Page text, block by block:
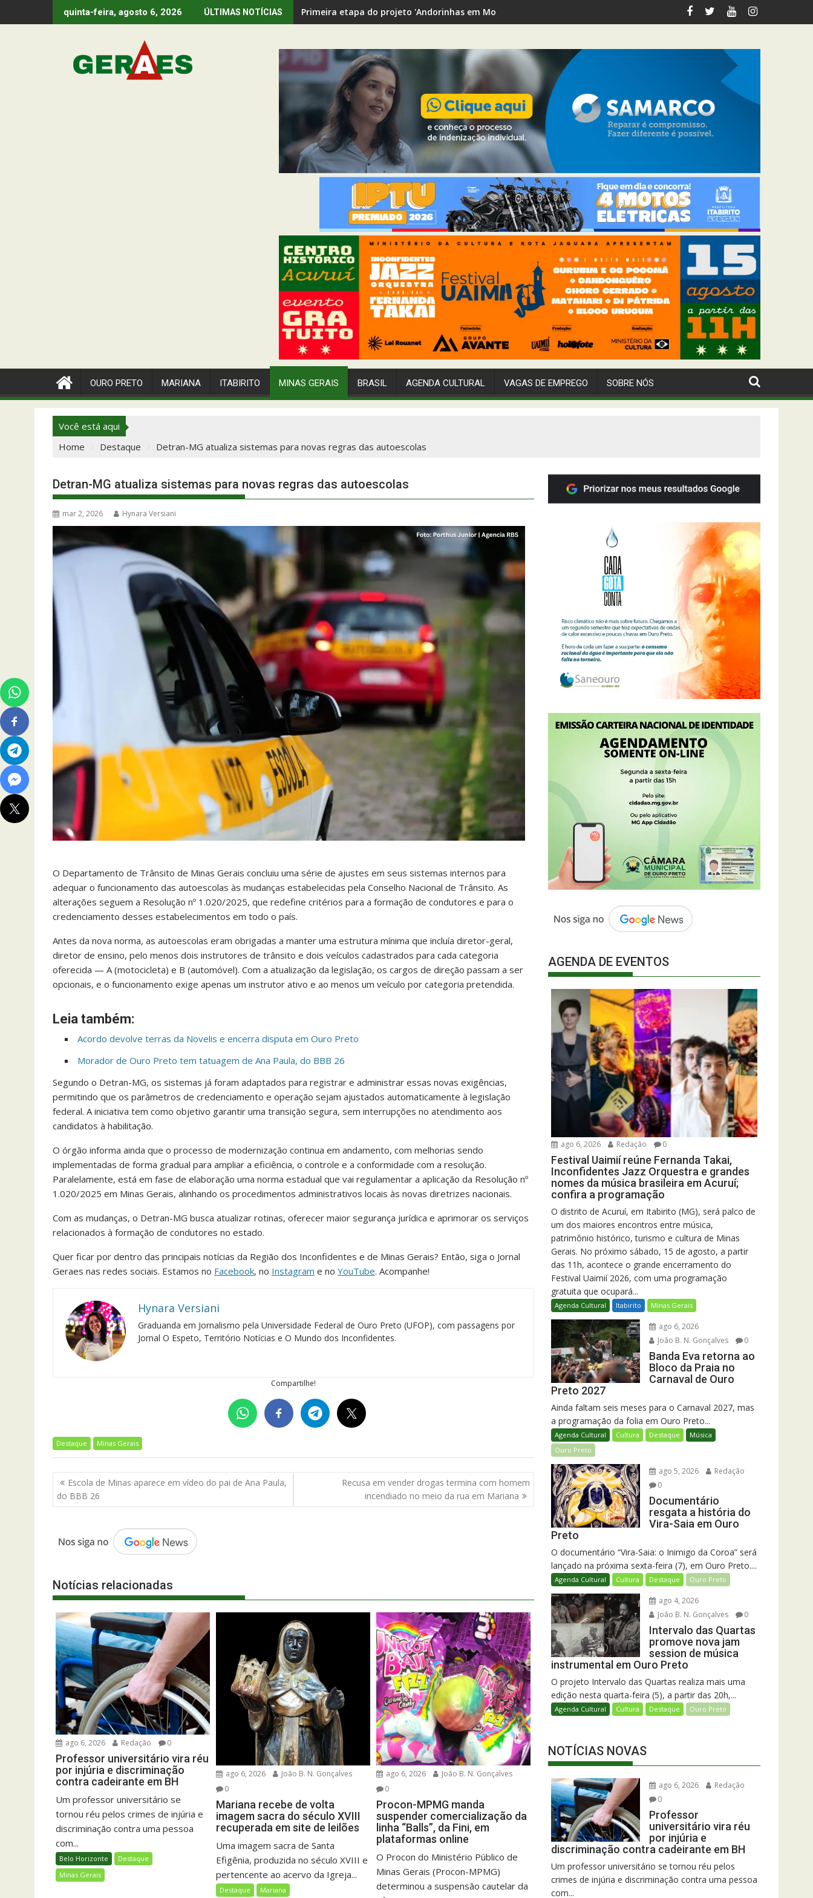
to
quinta-feira, agosto 6, 2026 ÚLTIMAS NOTÍCIAS Primeira etapa do projeto 'Andorinhas em Movimento' revitaliza 12 km de trilhas
OURO PRETO MARIANA ITABIRITO MINAS GERAIS BRASIL AGENDA CULTURAL VAGAS DE EMPREGO SOBRE NÓS
Você está aqui
Home
Destaque Detran-MG atualiza sistemas para novas regras das autoescolas
Detran-MG atualiza sistemas para novas regras das autoescolas
mar 2, 2026 Hynara Versiani
O Departamento de Trânsito de Minas Gerais concluiu uma série de ajustes em seus sistemas internos para
adequar o funcionamento das autoescolas às mudanças estabelecidas pela Conselho Nacional de Trânsito. As
alterações seguem a Resolução nº 1.020/2025, que redefine critérios para a formação de condutores e para o
credenciamento desses estabelecimentos em todo o país.
Antes da nova norma, as autoescolas eram obrigadas a manter uma estrutura mínima que incluía diretor-geral,
diretor de ensino, pelo menos dois instrutores de trânsito e dois veículos cadastrados para cada categoria
oferecida — A (motocicleta) e B (automóvel). Com a atualização da legislação, os cargos de direção passam a ser
opcionais, e o funcionamento exige apenas um instrutor ativo e ao menos um veículo por categoria pretendida.
Leia também:
Acordo devolve terras da Novelis e encerra disputa em Ouro Preto
Morador de Ouro Preto tem tatuagem de Ana Paula, do BBB 26
Segundo o Detran-MG, os sistemas já foram adaptados para registrar e administrar essas novas exigências,
permitindo que os parâmetros de credenciamento e operação sejam ajustados automaticamente à legislação
federal. A iniciativa tem como objetivo garantir uma transição segura, sem interrupções no atendimento aos
candidatos à habilitação.
O órgão informa ainda que o processo de modernização continua em andamento, com melhorias sendo
implementadas de forma gradual para ampliar a eficiência, o controle e a conformidade com a resolução.
Paralelamente, está em fase de elaboração uma norma estadual que vai regulamentar a aplicação da Resolução nº
1.020/2025 em Minas Gerais, alinhando os procedimentos administrativos locais às novas diretrizes nacionais.
Com as mudanças, o Detran-MG busca atualizar rotinas, oferecer maior segurança jurídica e aprimorar os serviços
relacionados à formação de condutores no estado.
Quer ficar por dentro das principais notícias da Região dos Inconfidentes e de Minas Gerais? Então, siga o Jornal
Geraes nas redes sociais. Estamos no Facebook, no Instagram e no YouTube. Acompanhe!
Hynara Versiani
Graduanda em Jornalismo pela Universidade Federal de Ouro Preto (UFOP), com passagens por
Jornal O Espeto, Território Notícias e O Mundo dos Inconfidentes.
Compartilhe!
Destaque Minas Gerais
Navegação
de
Post
Escola de Minas aparece em vídeo do pai de Ana Paula,
do BBB 26
Recusa em vender drogas termina com homem
incendiado no meio da rua em Mariana
Notícias relacionadas
ago 6, 2026 Redação 0
Professor universitário vira réu
por injúria e discriminação
contra cadeirante em BH
Um professor universitário se
tornou réu pelos crimes de injúria e
discriminação contra uma pessoa
com...
Belo Horizonte
Destaque
Minas Gerais
ago 6, 2026
João B. N. Gonçalves
0
Mariana recebe de volta
imagem sacra do século XVIII
recuperada em site de leilões
Uma imagem sacra de Santa
Efigênia, produzida no século XVIII e
pertencente ao acervo da Igreja...
Destaque Mariana
ago 6, 2026
João B. N. Gonçalves
0
Procon-MPMG manda
suspender comercialização da
linha “Balls”, da Fini, em
plataformas online
O Procon do Ministério Público de
Minas Gerais (Procon-MPMG)
determinou a suspensão cautelar da
AGENDA DE EVENTOS
ago 6, 2026 Redação 0
Festival Uaimií reúne Fernanda Takai,
Inconfidentes Jazz Orquestra e grandes
nomes da música brasileira em Acuruí;
confira a programação
O distrito de Acuruí, em Itabirito (MG), será palco de
um dos maiores encontros entre música,
patrimônio histórico, turismo e cultura de Minas
Gerais. No próximo sábado, 15 de agosto, a partir
das 11h, acontece o grande encerramento do
Festival Uaimií 2026, com uma programação
gratuita que ocupará...
Agenda Cultural Itabirito Minas Gerais
ago 6, 2026
João B. N. Gonçalves
0
Banda Eva retorna ao
Bloco da Praia no
Carnaval de Ouro
Preto 2027
Ainda faltam seis meses para o Carnaval 2027, mas
a programação da folia em Ouro Preto...
Agenda Cultural Cultura Destaque
Música
Ouro Preto
ago 5, 2026
Redação
0
Documentário
resgata a história do
Vira-Saia em Ouro
Preto
O documentário “Vira-Saia: o Inimigo da Coroa” será
lançado na próxima sexta-feira (7), em Ouro Preto....
Agenda Cultural Cultura Destaque Ouro Preto
ago 4, 2026
João B. N. Gonçalves
0
Intervalo das Quartas
promove nova jam
session de música
instrumental em Ouro Preto
O projeto Intervalo das Quartas realiza mais uma
edição nesta quarta-feira (5), a partir das 20h,...
Agenda Cultural Cultura Destaque Ouro Preto
NOTÍCIAS NOVAS
ago 6, 2026
Redação
0
Professor
universitário vira réu
por injúria e
discriminação contra cadeirante em BH
Um professor universitário se tornou réu pelos
crimes de injúria e discriminação contra uma pessoa
com...